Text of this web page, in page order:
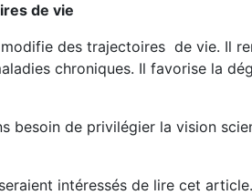
de vie
des trajectoires de vie. Il
chroniques. Il favorise la
besoin de privilégier la vision
intéressés de lire cet